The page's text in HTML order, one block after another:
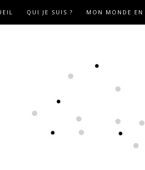
QUI JE SUIS ? MON MONDE EN